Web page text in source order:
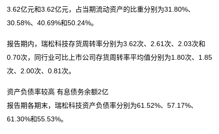
3.62亿元和3.62亿元，占当期流动资产的比重分别为31.80%、
30.58%、40.69%和50.24%。
报告期内，瑞松科技存货周转率分别为3.62次、2.61次、2.03次和
0.70次，同行业可比上市公司存货周转率平均值分别为1.80次、1.85
次、2.00次、0.81次。
资产负债率较高 有息债务余额2亿
报告期各期末，瑞松科技资产负债率分别为61.52%、57.17%、
61.30%和55.53%。